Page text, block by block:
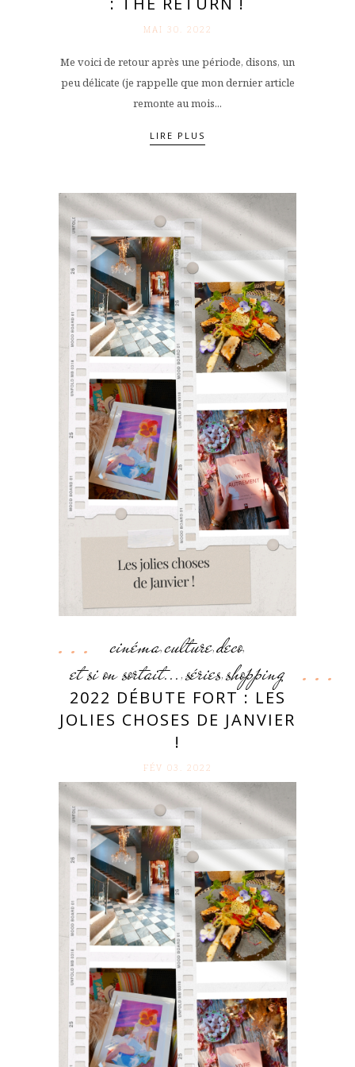
MAI 30. 2022
Me voici de retour après une période, disons, un
peu délicate (je rappelle que mon dernier article
remonte au mois...
LIRE PLUS
cinéma,culture,deco,
et si on sortait... , séries, shopping
2022 DÉBUTE FORT : LES
JOLIES CHOSES DE JANVIER
!
FÉV 03. 2022